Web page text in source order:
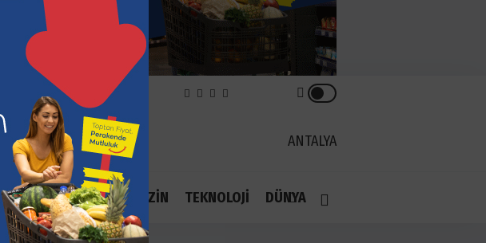
GR ALTIN
6966.2
ÇEYREK
4491.1
ANTALYA
SPOR SİYASET MAGAZİN TEKNOLOJİ DÜNYA